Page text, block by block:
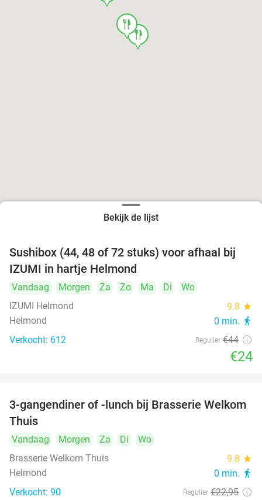
food
food
Bekijk de lijst
45%
Sushibox (44, 48 of 72 stuks) voor afhaal bij
IZUMI in hartje Helmond
Vandaag Morgen Za Zo Ma Di
Wo
IZUMI Helmond
9.8 star
Helmond 0 min. directions_walk
Verkocht: 612 Regulier €44
€24
35%
3-gangendiner of -lunch bij Brasserie Welkom
Thuis
Vandaag Morgen Za Di
Wo
Brasserie Welkom Thuis
9.8 star
Helmond 0 min. directions_walk
Verkocht: 90 Regulier €22,95